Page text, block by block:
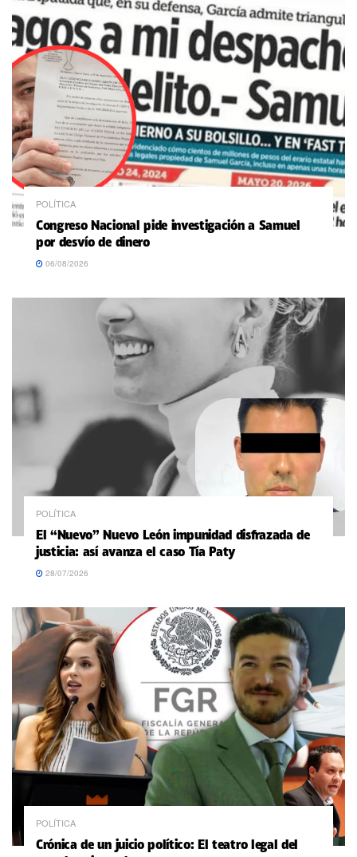
POLÍTICA
Congreso Nacional pide investigación a Samuel
por desvío de dinero
06/08/2026
POLÍTICA
El “Nuevo” Nuevo León impunidad disfrazada de
justicia: así avanza el caso Tía Paty
28/07/2026
POLÍTICA
Crónica de un juicio político: El teatro legal del